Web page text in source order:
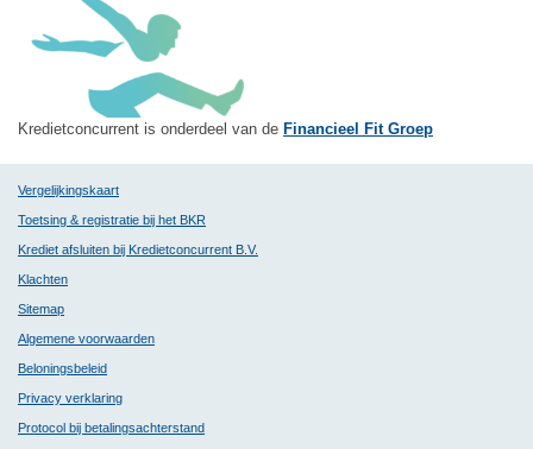
Kredietconcurrent is onderdeel van de Financieel Fit Groep
Vergelijkingskaart
Toetsing & registratie bij het BKR
Krediet afsluiten bij Kredietconcurrent B.V.
Klachten
Sitemap
Algemene voorwaarden
Beloningsbeleid
Privacy verklaring
Protocol bij betalingsachterstand